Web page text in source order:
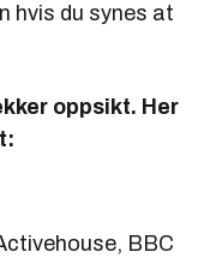
hvis du synes at
oppsikt. Her
BBC